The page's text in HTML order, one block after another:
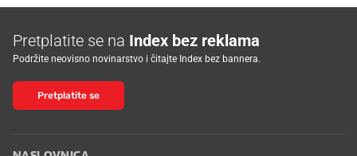
Pretplatite se na Index bez reklama
Podržite neovisno novinarstvo i čitajte Index bez bannera.
Pretplatite se